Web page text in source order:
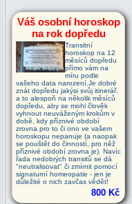
Váš osobní horoskop
na rok dopředu
Transitní
horoskop na 12
měsíců dopředu
přímo vám na
míru podle
vašeho data narození.Je dobré
znát dopředu jakýsi svůj itinerář,
a to alespoň na několik měsíců
dopředu, aby se mohl člověk
vyhnout neuváženým krokům v
době, kdy příznivé období
zrovna pro to či ono ve vašem
horoskopu nepanuje (a naopak
se pouštět do činností, pro něž
příznivé období zrovna je). Navíc
řada nedobrých transitů se dá
"neutralisovat" či zmírnit pomocí
signaturní homeopatie - jen je
důležité o nich zavčas vědět!
800 Kč